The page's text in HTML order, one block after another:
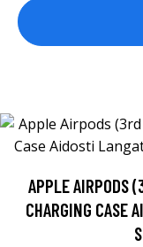
APPLE AIRPODS
CHARGING CASE